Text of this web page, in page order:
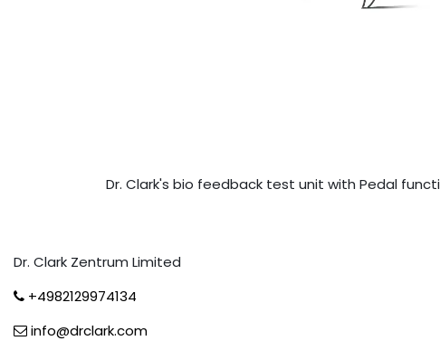
Dr. Clark's bio feedback test unit with Pedal
Dr. Clark Zentrum Limited
+4982129974134
info@drclark.com